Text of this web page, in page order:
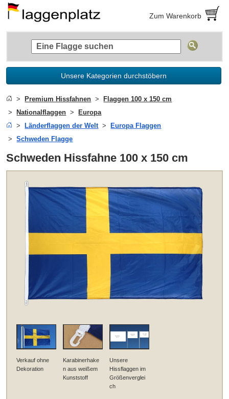
Zum Warenkorb
Unsere Kategorien durchstöbern
Premium Hissfahnen
Flaggen 100 x 150 cm
Nationalflaggen
Europa
Länderflaggen der Welt
Europa Flaggen
Schweden Flagge
Schweden Hissfahne 100 x 150 cm
Verkauf ohne
Dekoration
Karabinerhake
n aus weißem
Kunststoff
Unsere
Hissflaggen im
Größenverglei
ch